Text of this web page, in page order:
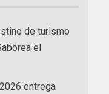
de turismo
el
entrega